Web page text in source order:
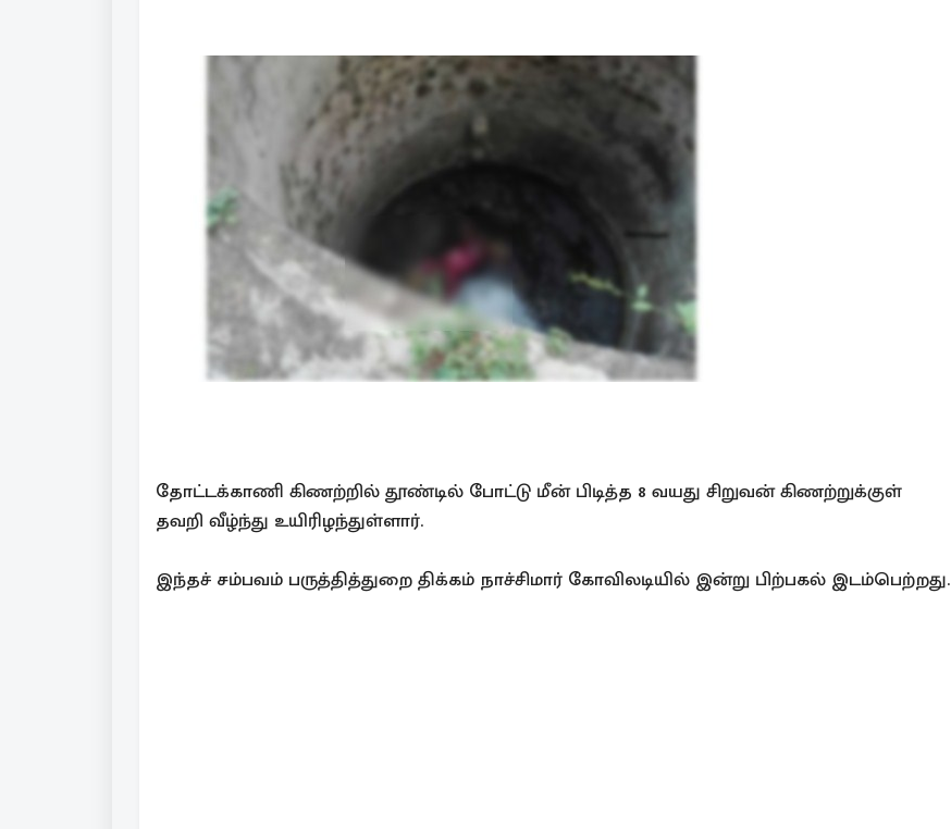
தோட்டக்காணி கிணற்றில் தூண்டில் போட்டு மீன் பிடித்த 8 வயது சிறுவன் கிணற்றுக்குள்
தவறி வீழ்ந்து உயிரிழந்துள்ளார்.
இந்தச் சம்பவம் பருத்தித்துறை திக்கம் நாச்சிமார் கோவிலடியில் இன்று பிற்பகல் இடம்பெற்றது.